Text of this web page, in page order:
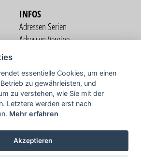
INFOS
Adressen Serien
Adressen Vereine
COMMUNITY
TV
essentielle Cookies, um einen
zu gewährleisten, und
zu verstehen, wie Sie mit der
Letztere werden erst nach
Mehr erfahren
Akzeptieren